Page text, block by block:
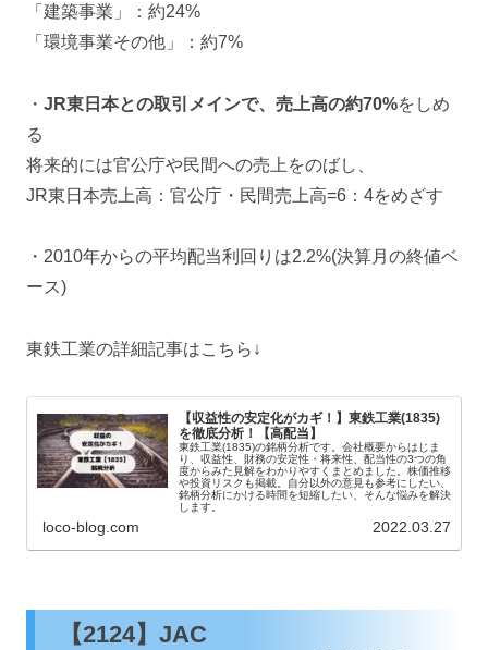
「建築事業」：約24%
「環境事業その他」：約7%
・ JR東日本との取引メインで、売上高の約70%をしめ
る
将来的には官公庁や民間への売上をのばし、
JR東日本売上高：官公庁・民間売上高=6：4をめざす
・2010年からの平均配当利回りは2.2%(決算月の終値ベ
ース)
東鉄工業の詳細記事はこちら↓
【収益性の安定化がカギ！】東鉄工業(1835)
を徹底分析！【高配当】
東鉄工業(1835)の銘柄分析です。会社概要からはじま
り、収益性、財務の安定性・将来性、配当性の3つの角
度からみた見解をわかりやすくまとめました。株価推移
や投資リスクも掲載。自分以外の意見も参考にしたい、
銘柄分析にかける時間を短縮したい、そんな悩みを解決
します。
loco-blog.com 2022.03.27
【2124】JAC